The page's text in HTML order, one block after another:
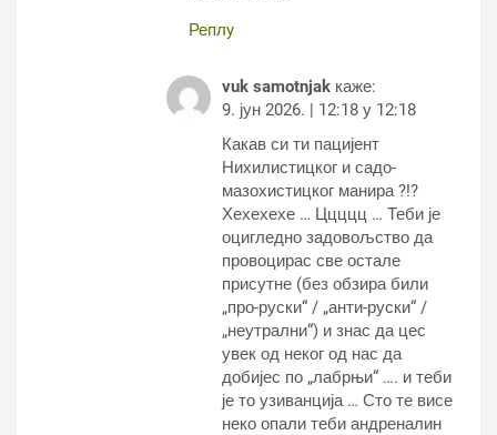
Реплy
vuk samotnjak каже:
9. јун 2026. | 12:18 у 12:18
Какав си ти пацијент
Нихилистицког и садо-
мазохистицког манира ?!?
Хехехехе … Ццццц … Теби је
оцигледно задовољство да
провоцирас све остале
присутне (без обзира били
„про-руски“ / „анти-руски“ /
„неутрални“) и знас да цес
увек од неког од нас да
добијес по „лабрњи“ …. и теби
је то узиванција … Сто те висе
неко опали теби андреналин